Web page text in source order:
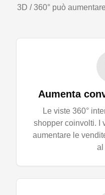
3D / 360° può
Aumenta
Le viste 360°
shopper coinvolti. I
aumentare le
al